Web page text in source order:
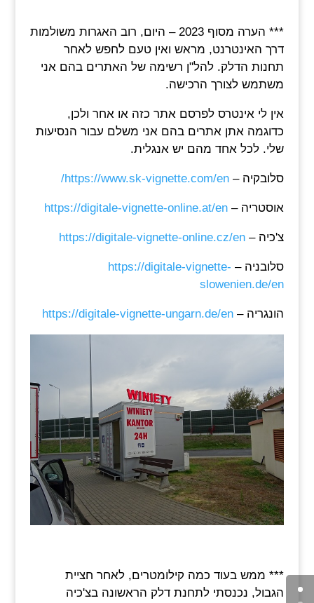
*** הערה מסוף 2023 – היום, רוב האגרות משולמות
דרך האינטרנט, מראש ואין טעם לחפש לאחר
תחנות הדלק. להל"ן רשימה של האתרים בהם אני
משתמש לצורך הרכישה.
אין לי אינטרס לפרסם אתר כזה או אחר ולכן,
כדוגמה אתן אתרים בהם אני משלם עבור הנסיעות
שלי. לכל אחד מהם יש אנגלית.
סלובקיה – https://www.sk-vignette.com/en/
אוסטריה – https://digitale-vignette-online.at/en
צ'כיה – https://digitale-vignette-online.cz/en
סלובניה – https://digitale-vignette-
slowenien.de/en
הונגריה – https://digitale-vignette-ungarn.de/en
*** ממש בעוד כמה קילומטרים, לאחר חציית
הגבול, נכנסתי לתחנת דלק הראשונה בצ'כיה